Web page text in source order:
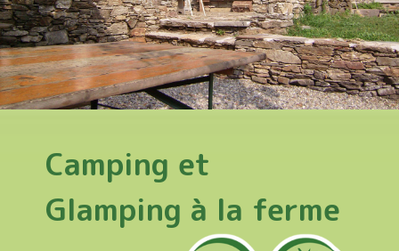
Camping et
Glamping à la ferme